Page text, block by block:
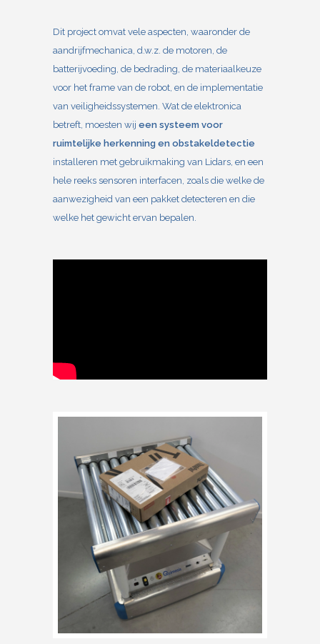
Dit project omvat vele aspecten, waaronder de
aandrijfmechanica, d.w.z. de motoren, de
batterijvoeding, de bedrading, de materiaalkeuze
voor het frame van de robot, en de implementatie
van veiligheidssystemen. Wat de elektronica
betreft, moesten wij een systeem voor
ruimtelijke herkenning en obstakeldetectie
installeren met gebruikmaking van Lidars, en een
hele reeks sensoren interfacen, zoals die welke de
aanwezigheid van een pakket detecteren en die
welke het gewicht ervan bepalen.